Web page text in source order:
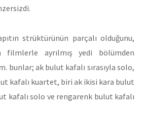
strüktürünün parçalı olduğunu,
filmlerle ayrılmış yedi bölümden
bunlar; ak bulut kafalı sırasıyla solo,
kafalı kuartet, biri ak ikisi kara bulut
kafalı solo ve rengarenk bulut kafalı